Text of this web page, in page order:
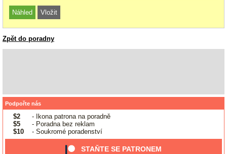
Zpět do poradny
Podpořte nás
$2
- Ikona patrona na poradně
$5
- Poradna bez reklam
$10
- Soukromé poradenství
STAŇTE SE PATRONEM